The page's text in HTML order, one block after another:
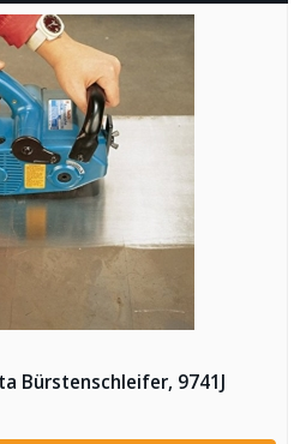
Bürstenschleifer, 9741J